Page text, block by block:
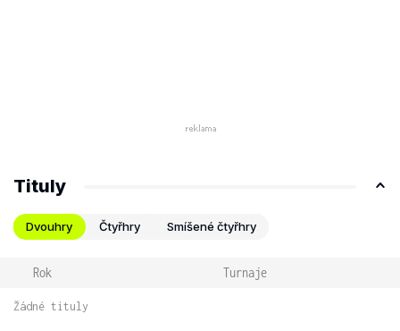
Tituly
Dvouhry Čtyřhry Smíšené čtyřhry
Rok Turnaje
Žádné tituly